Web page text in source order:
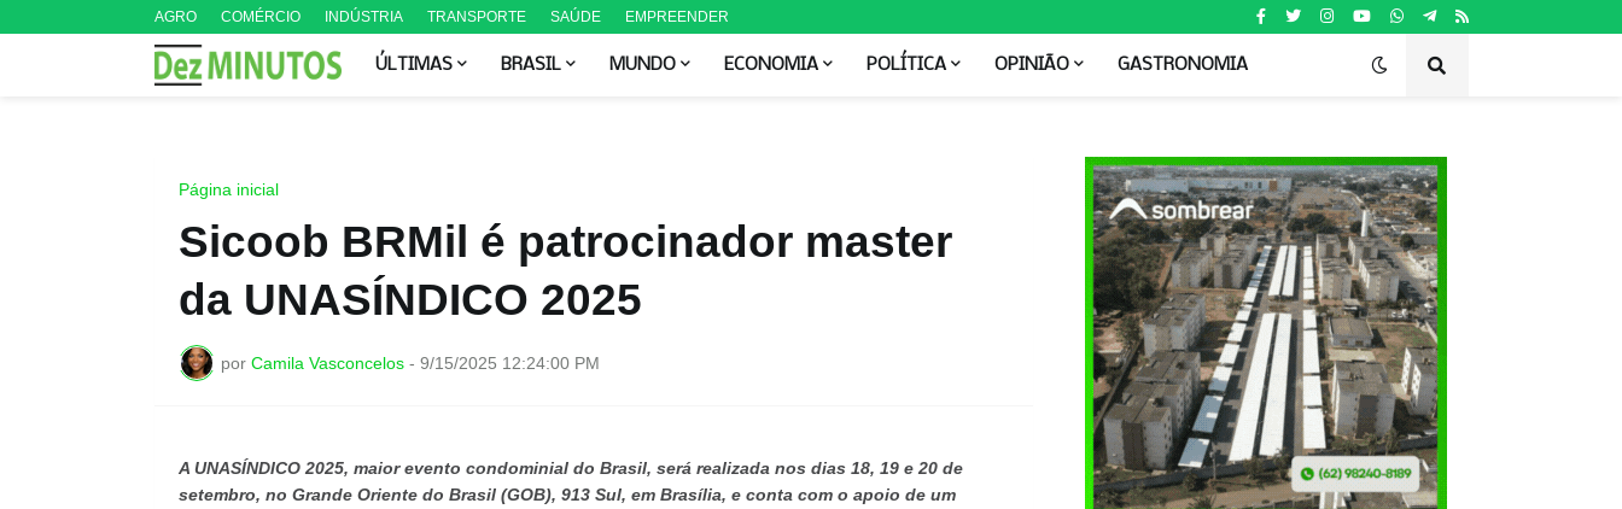
AGRO COMÉRCIO INDÚSTRIA TRANSPORTE SAÚDE EMPREENDER
ÚLTIMAS BRASIL MUNDO ECONOMIA POLÍTICA OPINIÃO GASTRONOMIA
Página inicial
Sicoob BRMil é patrocinador master
da UNASÍNDICO 2025
por Camila Vasconcelos - 9/15/2025 12:24:00 PM
A UNASÍNDICO 2025, maior evento condominial do Brasil, será realizada nos dias 18, 19 e 20 de
setembro, no Grande Oriente do Brasil (GOB), 913 Sul, em Brasília, e conta com o apoio de um